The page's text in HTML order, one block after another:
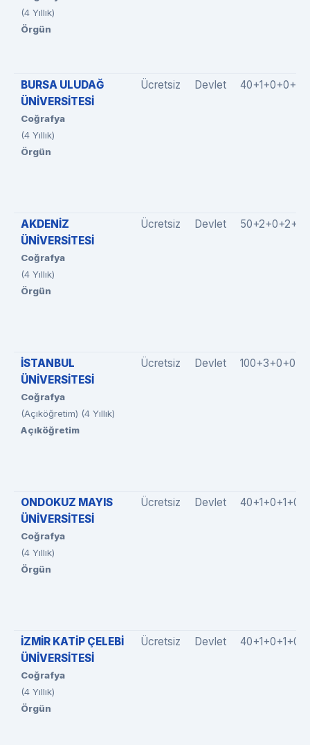
(4 Yıllık)
Örgün
BURSA ULUDAĞ
ÜNİVERSİTESİ
Coğrafya
(4 Yıllık)
Örgün
Ücretsiz Devlet 40+1+0+0+0
AKDENİZ
ÜNİVERSİTESİ
Coğrafya
(4 Yıllık)
Örgün
Ücretsiz Devlet 50+2+0+2+0
İSTANBUL
ÜNİVERSİTESİ
Coğrafya
(Açıköğretim) (4 Yıllık)
Açıköğretim
Ücretsiz Devlet 100+3+0+0+0
ONDOKUZ MAYIS
ÜNİVERSİTESİ
Coğrafya
(4 Yıllık)
Örgün
Ücretsiz Devlet 40+1+0+1+0
İZMİR KATİP ÇELEBİ
ÜNİVERSİTESİ
Coğrafya
(4 Yıllık)
Örgün
Ücretsiz Devlet 40+1+0+1+0